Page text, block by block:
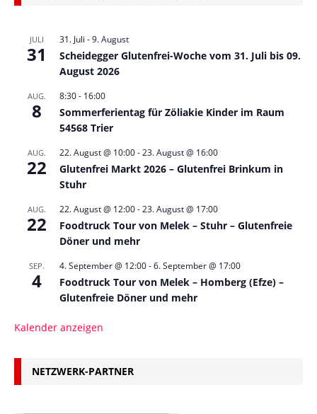
JULI
31
31. Juli -9. August
Scheidegger Glutenfrei-Woche vom 31. Juli bis 09.
August 2026
AUG.
8
8:30- 16:00
Sommerferientag für Zöliakie Kinder im Raum
54568 Trier
AUG.
22
22. August @ 10:00-23. August @ 16:00
Glutenfrei Markt 2026 – Glutenfrei Brinkum in
Stuhr
AUG.
22
22. August @ 12:00-23. August @ 17:00
Foodtruck Tour von Melek – Stuhr – Glutenfreie
Döner und mehr
SEP.
4
4. September @ 12:00-6. September @ 17:00
Foodtruck Tour von Melek – Homberg (Efze) –
Glutenfreie Döner und mehr
Kalender anzeigen
NETZWERK-PARTNER